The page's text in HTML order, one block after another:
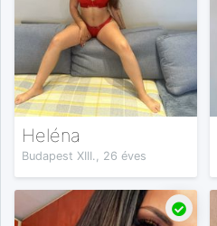
Heléna
Budapest XIII., 26 éves